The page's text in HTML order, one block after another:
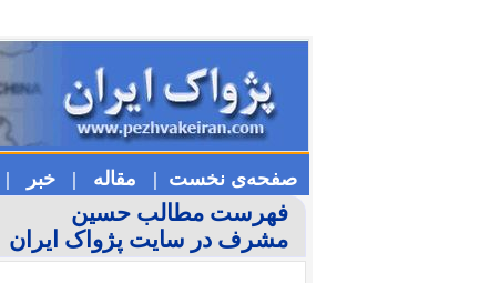
صفحه‌ی نخست | مقاله | خبر |
فهرست مطالب حسین
مشرف در سایت پژواک ایران